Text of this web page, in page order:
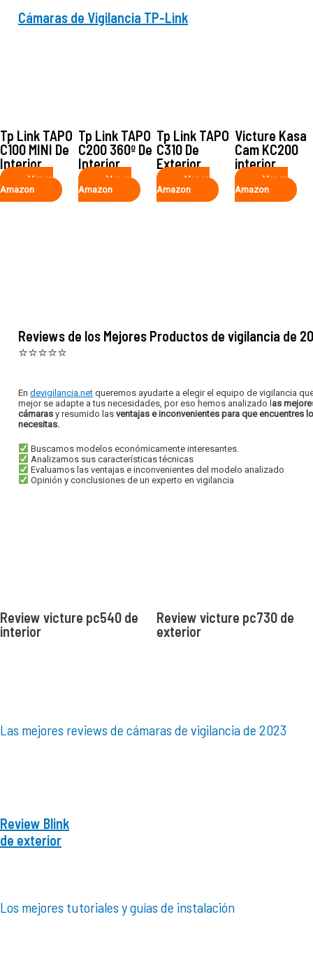
Cámaras de Vigilancia TP-Link
Tp Link TAPO
C100 MINI De
Interior
Ver en
Amazon
Tp Link TAPO
C200 360º De
Interior
Ver en
Amazon
Tp Link TAPO
C310 De
Exterior
Ver en
Amazon
Victure Kasa
Cam KC200
interior
Ver en
Amazon
Reviews de los Mejores Productos de vigilancia de
⭐⭐⭐⭐⭐
En devigilancia.net queremos ayudarte a elegir el equipo de vigilancia
mejor se adapte a tus necesidades, por eso hemos analizado l as
cámaras y resumido las ventajas e inconvenientes para que encuentres
necesitas.
Buscamos modelos económicamente interesantes.
Analizamos sus características técnicas
Evaluamos las ventajas e inconvenientes del modelo analizado
Opinión y conclusiones de un experto en vigilancia
Review victure pc540 de
interior
Review victure pc730 de
exterior
Las mejores reviews de cámaras de vigilancia de 2023
Review Blink
de exterior
Los mejores tutoriales y guías de instalación